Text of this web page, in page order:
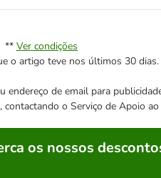
** Ver condições
o artigo teve nos últimos 30 dias.
de email para
o Serviço de Apoio
os nossos